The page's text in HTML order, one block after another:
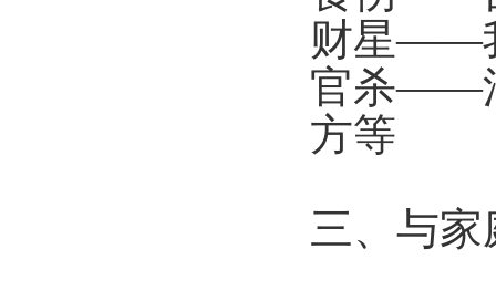
财星——
官杀——
方等
三、与